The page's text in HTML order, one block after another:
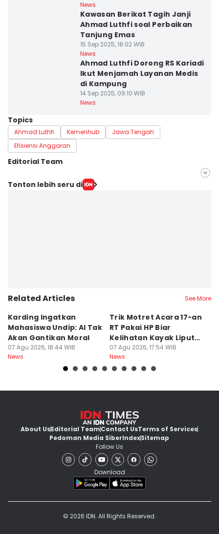
News
Kawasan Berikat Tagih Janji
Ahmad Luthfi soal Perbaikan
Tanjung Emas
15 Sep 2025, 18:02 WIB
News
Ahmad Luthfi Dorong RS Kariadi
Ikut Menjamah Layanan Medis
di Kampung
14 Sep 2025, 09:10 WIB
News
Topics
Ahmad Luthfi Kemenhub
Jawa Tengah
Efisiensi Anggaran
Editorial Team
Editor
Tonton lebih seru di
Related Articles See More
Karding Ingatkan
Mahasiswa Undip: AI Tak
Akan Gantikan Moral
07 Agu 2026, 18:44 WIB
News
Trik Motret Acara 17-an
RT Pakai HP Biar
Kelihatan Kayak Liputan
Festival Nasional
07 Agu 2026, 17:54 WIB
News
About UsEditorial TeamContact UsTerms of Services
Pedoman Media SiberIndexSitemap
Follow Us
Download
© 2026 IDN. All Rights Reserved.